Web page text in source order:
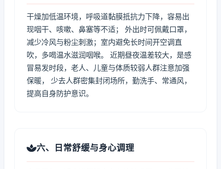
干燥加低温环境，呼吸道黏膜抵抗力下降，容易出
现咽干、咳嗽、鼻塞等不适； 外出时可佩戴口罩，
减少冷风与粉尘刺激；室内避免长时间开空调直
吹，多喝温水滋润咽喉。 近期昼夜温差较大，是感
冒易发时段，老人、儿童与体质较弱人群注意加强
保暖， 少去人群密集封闭场所，勤洗手、常通风，
提高自身防护意识。
六、日常舒缓与身心调理